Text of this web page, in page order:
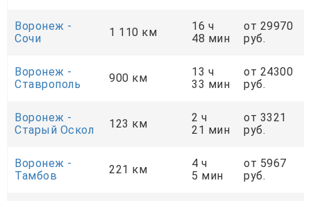
Воронеж -
Сочи
1 110 км
16 ч
48 мин
от 29970
руб.
Воронеж -
Ставрополь
900 км
13 ч
33 мин
от 24300
руб.
Воронеж -
Старый Оскол
123 км
2 ч
21 мин
от 3321
руб.
Воронеж -
Тамбов
221 км
4 ч
5 мин
от 5967
руб.